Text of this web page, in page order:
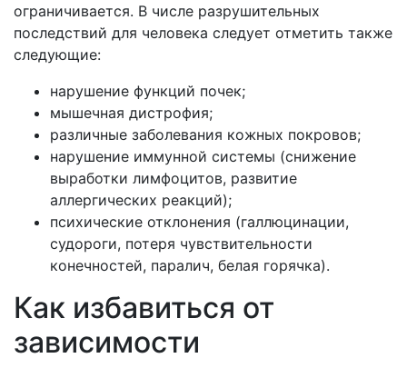
ограничивается. В числе разрушительных
последствий для человека следует отметить также
следующие:
нарушение функций почек;
мышечная дистрофия;
различные заболевания кожных покровов;
нарушение иммунной системы (снижение
выработки лимфоцитов, развитие
аллергических реакций);
психические отклонения (галлюцинации,
судороги, потеря чувствительности
конечностей, паралич, белая горячка).
Как избавиться от
зависимости